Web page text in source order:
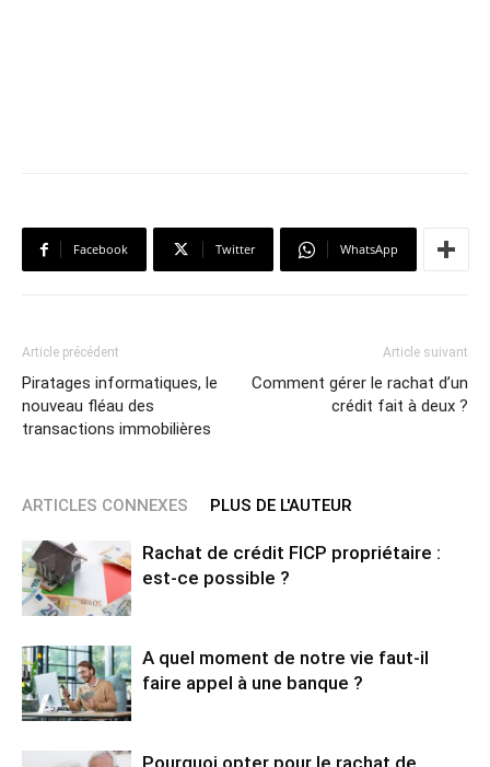
Facebook Twitter WhatsApp
Article précédent
Piratages informatiques, le
nouveau fléau des
transactions immobilières
Article suivant
Comment gérer le rachat d’un
crédit fait à deux ?
ARTICLES CONNEXES PLUS DE L'AUTEUR
Rachat de crédit FICP propriétaire :
est-ce possible ?
A quel moment de notre vie faut-il
faire appel à une banque ?